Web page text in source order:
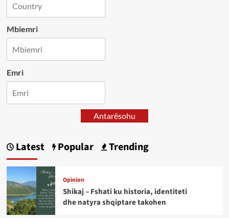
Mbiemri
Emri
Antarësohu
Latest Popular Trending
Opinion
Shikaj – Fshati ku historia, identiteti
dhe natyra shqiptare takohen